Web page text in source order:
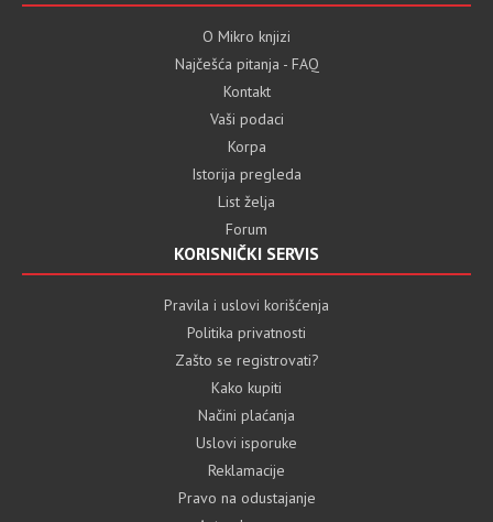
O Mikro knjizi
Najčešća pitanja - FAQ
Kontakt
Vaši podaci
Korpa
Istorija pregleda
List želja
Forum
KORISNIČKI SERVIS
Pravila i uslovi korišćenja
Politika privatnosti
Zašto se registrovati?
Kako kupiti
Načini plaćanja
Uslovi isporuke
Reklamacije
Pravo na odustajanje